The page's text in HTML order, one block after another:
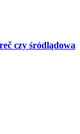
czy śródlądowa